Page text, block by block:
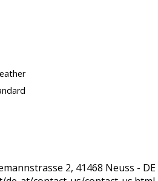
2, 41468 Neuss - DE